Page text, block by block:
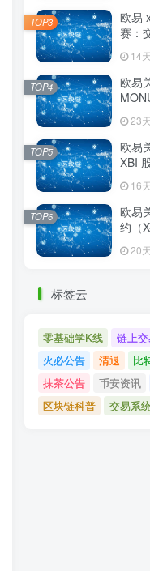
欧易
赛：
14
TOP3
欧易
23
TOP4
欧易
XBI
16
TOP5
欧易
约（
20
TOP6
标签云
零基础学K线 链上
火必公告
清退 比
抹茶公告
币安资讯
区块链科普
交易系